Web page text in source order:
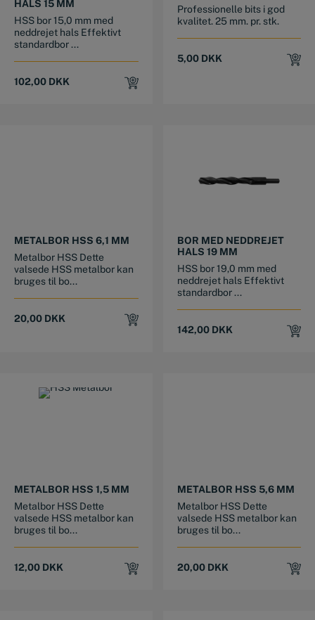
HALS 15 MM
HSS bor 15,0 mm med
neddrejet hals Effektivt
standardbor ...
102,00 DKK
Professionelle bits i god
kvalitet. 25 mm. pr. stk.
5,00 DKK
METALBOR HSS 6,1 MM
Metalbor HSS Dette
valsede HSS metalbor kan
bruges til bo...
20,00 DKK
BOR MED NEDDREJET
HALS 19 MM
HSS bor 19,0 mm med
neddrejet hals Effektivt
standardbor ...
142,00 DKK
METALBOR HSS 1,5 MM
Metalbor HSS Dette
valsede HSS metalbor kan
bruges til bo...
12,00 DKK
METALBOR HSS 5,6 MM
Metalbor HSS Dette
valsede HSS metalbor kan
bruges til bo...
20,00 DKK